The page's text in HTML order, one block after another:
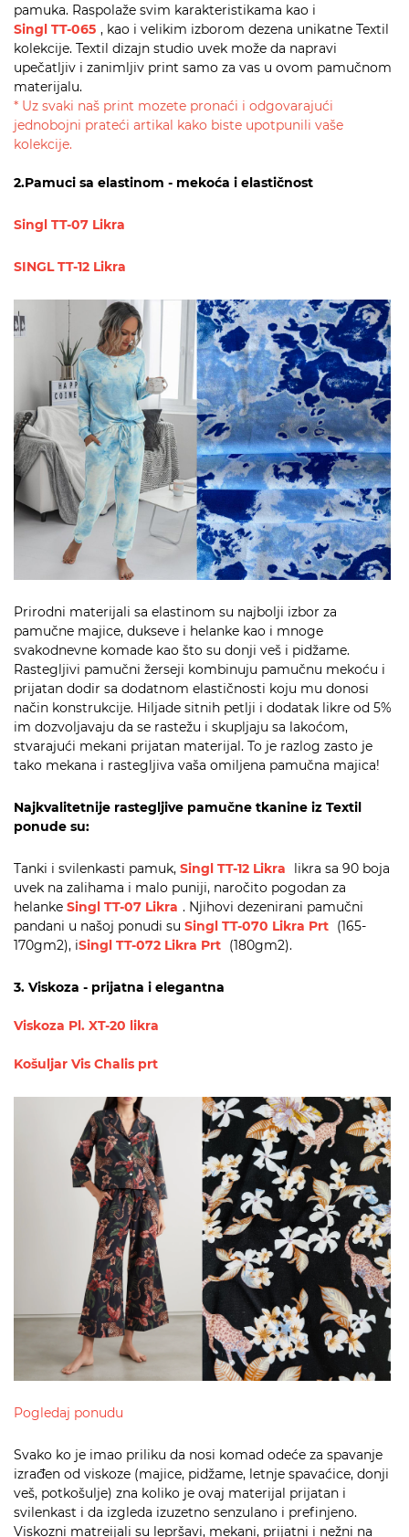
pamuka. Raspolaže svim karakteristikama kao i
Singl TT-065 , kao i velikim izborom dezena unikatne Textil
kolekcije. Textil dizajn studio uvek može da napravi
upečatljiv i zanimljiv print samo za vas u ovom pamučnom
materijalu.
* Uz svaki naš print mozete pronaći i odgovarajući
jednobojni prateći artikal kako biste upotpunili vaše
kolekcije.
2.Pamuci sa elastinom - mekoća i elastičnost
Singl TT-07 Likra
SINGL TT-12 Likra
Prirodni materijali sa elastinom su najbolji izbor za
pamučne majice, dukseve i helanke kao i mnoge
svakodnevne komade kao što su donji veš i pidžame.
Rastegljivi pamučni žerseji kombinuju pamučnu mekoću i
prijatan dodir sa dodatnom elastičnosti koju mu donosi
način konstrukcije. Hiljade sitnih petlji i dodatak likre od 5%
im dozvoljavaju da se rastežu i skupljaju sa lakoćom,
stvarajući mekani prijatan materijal. To je razlog zasto je
tako mekana i rastegljiva vaša omiljena pamučna majica!
Najkvalitetnije rastegljive pamučne tkanine iz Textil
ponude su:
Tanki i svilenkasti pamuk, Singl TT-12 Likra
likra sa 90 boja
uvek na zalihama i malo puniji, naročito pogodan za
helanke Singl TT-07 Likra . Njihovi dezenirani pamučni
pandani u našoj ponudi su Singl TT-070 Likra Prt (165-
170gm2), iSingl TT-072 Likra Prt (180gm2).
3. Viskoza - prijatna i elegantna
Viskoza Pl. XT-20 likra
Košuljar Vis Chalis prt
Pogledaj ponudu
Svako ko je imao priliku da nosi komad odeće za spavanje
izrađen od viskoze (majice, pidžame, letnje spavaćice, donji
veš, potkošulje) zna koliko je ovaj materijal prijatan i
svilenkast i da izgleda izuzetno senzulano i prefinjeno.
Viskozni matreijali su lepršavi, mekani, prijatni i nežni na